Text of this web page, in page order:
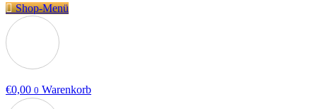
Shop-Menü
€0,00 0 Warenkorb